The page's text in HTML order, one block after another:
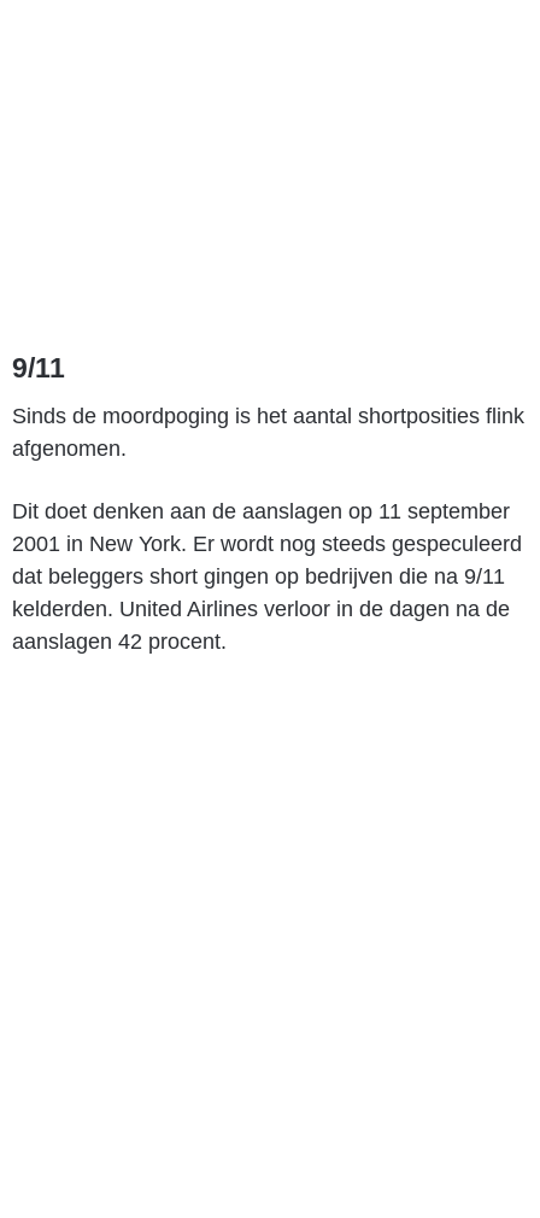
9/11
Sinds de moordpoging is het aantal shortposities flink
afgenomen.
Dit doet denken aan de aanslagen op 11 september
2001 in New York. Er wordt nog steeds gespeculeerd
dat beleggers short gingen op bedrijven die na 9/11
kelderden. United Airlines verloor in de dagen na de
aanslagen 42 procent.